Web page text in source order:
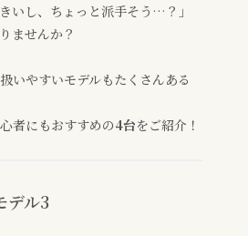
いし、ちょっと派手そう…？」
ませんか？
いやすいモデルもたくさんある
者にもおすすめの4台をご紹介！
デル3